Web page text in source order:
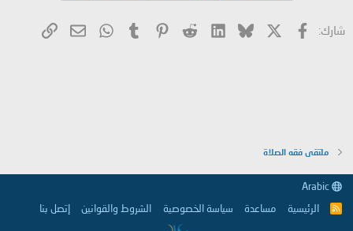
شارك: فيسبوك Bluesky
LinkedIn
Reddit
Pinterest
Tumblr
WhatsApp
البريد
ملتقى فقه الصلاة
R
الرئيسية مساعدة سياسة الخصوصية الشروط والقوانين إتصل بنا